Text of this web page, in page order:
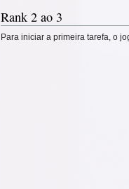
Rank 2 ao 3
Para iniciar a primeira tarefa, o